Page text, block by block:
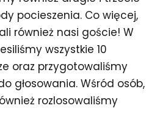
pocieszenia. Co więcej,
również nasi goście! W
wszystkie 10
oraz przygotowaliśmy
głosowania. Wśród osób,
rozlosowaliśmy